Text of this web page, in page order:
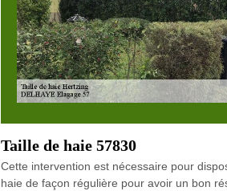
Taille de haie 57830
Cette intervention est nécessaire pour
haie de façon régulière pour avoir un bon